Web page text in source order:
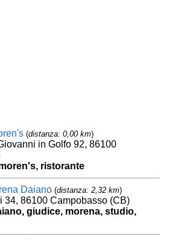
(distanza: 0,00 km)
in Golfo 92, 86100
ristorante
Daiano (distanza: 2,32 km)
34, 86100 Campobasso (CB)
giudice, morena, studio,